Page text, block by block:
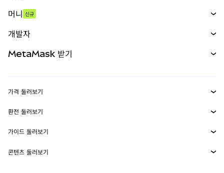
무기한 선물
실물자산
머니 신규
개발자
MetaMask Connect
Snaps
웹3 서비스
MetaMask 받기
보안
고객 지원
가격 둘러보기
이더리움 가격
솔라나 가격
환전 둘러보기
ETH를 USD로 환전
USDT를 INR로 환전
가이드 둘러보기
ETH 매수
콘텐츠 둘러보기